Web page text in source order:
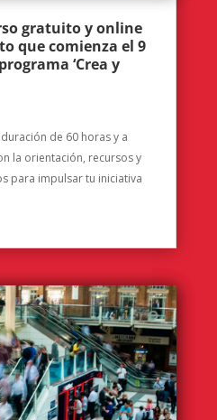
gratuito y online
que comienza el 9
‘Crea y
de 60 horas y a
la orientación, recursos y
para impulsar tu iniciativa